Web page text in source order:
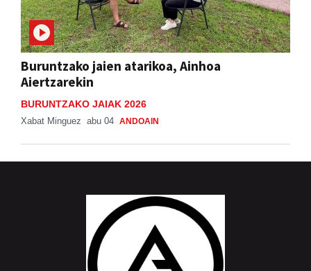
Buruntzako jaien atarikoa, Ainhoa
Aiertzarekin
BURUNTZAKO JAIAK 2026
Xabat Minguez abu 04 ANDOAIN